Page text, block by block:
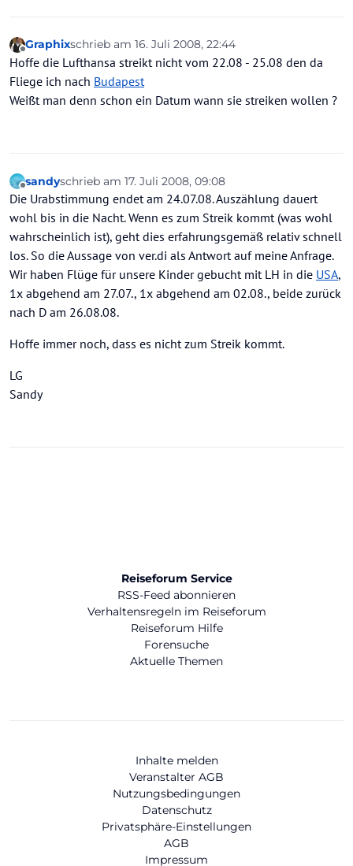
Offline
Graphixschrieb am 16. Juli 2008, 22:44
zuletzt editiert von
Hoffe die Lufthansa streikt nicht vom 22.08 - 25.08 den da
Fliege ich nach Budapest
Weißt man denn schon ein Datum wann sie streiken wollen ?
Offline
sandyschrieb am 17. Juli 2008, 09:08
zuletzt editiert von
Die Urabstimmung endet am 24.07.08. Auszählung dauert
wohl bis in die Nacht. Wenn es zum Streik kommt (was wohl
wahrscheinlich ist), geht dies erfahrungsgemäß relativ schnell
los. So die Aussage von ver.di als Antwort auf meine Anfrage.
Wir haben Flüge für unsere Kinder gebucht mit LH in die USA,
1x abgehend am 27.07., 1x abgehend am 02.08., beide zurück
nach D am 26.08.08.
Hoffe immer noch, dass es nicht zum Streik kommt.
LG
Sandy
Reiseforum Service
RSS-Feed abonnieren
Verhaltensregeln im Reiseforum
Reiseforum Hilfe
Forensuche
Aktuelle Themen
Inhalte melden
Veranstalter AGB
Nutzungsbedingungen
Datenschutz
Privatsphäre-Einstellungen
AGB
Impressum